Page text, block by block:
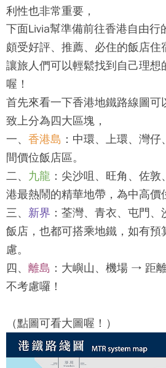
利性也非常重要，
下面Livia幫準備前往香港自由行
頗受好評、推薦、必住的飯店住
讓旅人們可以輕鬆找到自己理想
喔！
首先來看一下香港地鐵路線圖可
致上分為四大區塊，
一、 香港島 ： 中環、上環、灣
間價位飯店區。
二、 九龍 ： 尖沙咀、旺角、佐
港最熱鬧的精華地帶，為中高價
三、 新界 ： 荃灣、青衣、屯門
飯店，也都可搭乘地鐵，如有預
慮。
四、 離島 ： 大嶼山、機場 → 距
不考慮囉！
（點圖可看大圖喔！）